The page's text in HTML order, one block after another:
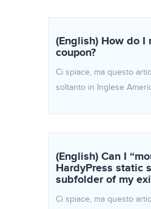
(English) How do I
coupon?
Ci spiace, ma questo
soltanto in Inglese
(English) Can I
HardyPress static
subfolder of my
Ci spiace, ma questo